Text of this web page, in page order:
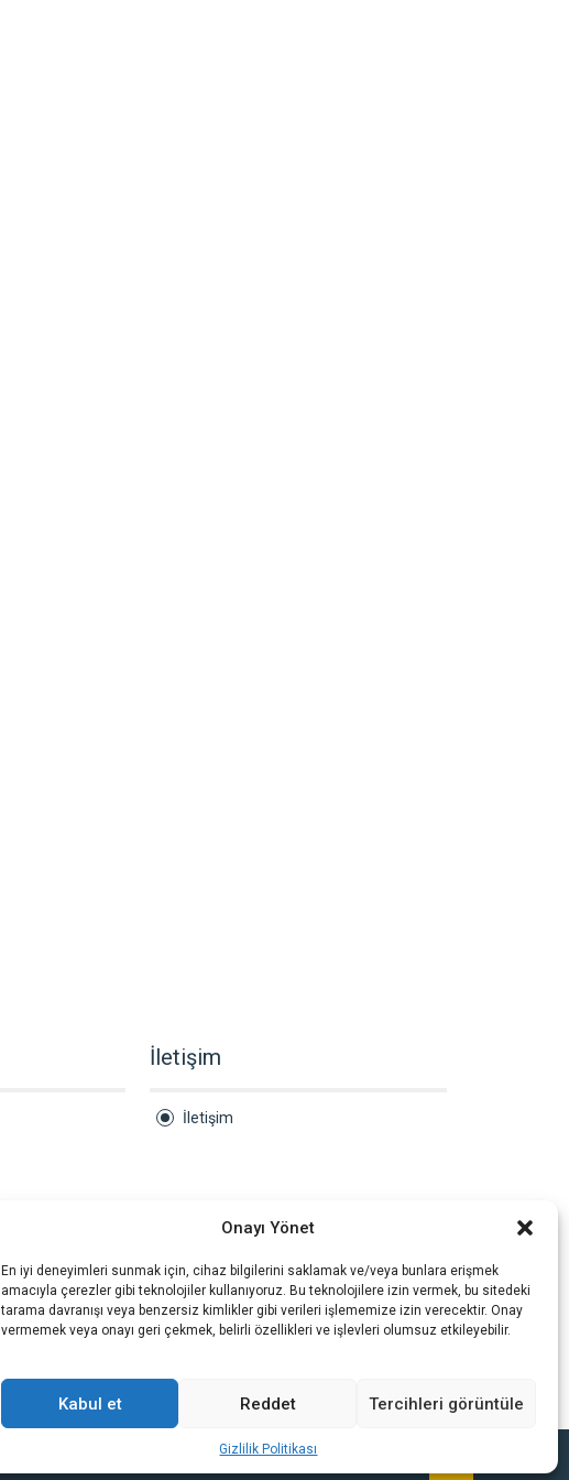
Onayı Yönet
En iyi deneyimleri sunmak için, cihaz bilgilerini saklamak ve/veya bunlara erişmek
amacıyla çerezler gibi teknolojiler kullanıyoruz. Bu teknolojilere izin vermek, bu sitedeki
tarama davranışı veya benzersiz kimlikler gibi verileri işlememize izin verecektir. Onay
vermemek veya onayı geri çekmek, belirli özellikleri ve işlevleri olumsuz etkileyebilir.
Kabul et Reddet Tercihleri görüntüle
Gizlilik Politikası
İletişim
İletişim